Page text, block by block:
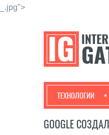
_.jpg">
ТЕХНОЛОГИИ
GOOGLE